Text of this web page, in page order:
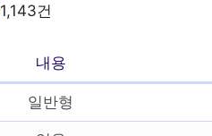
1,143건
내용
일반형